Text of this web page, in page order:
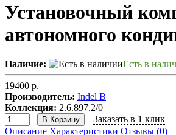
Установочный
автономного
Наличие: Есть в
19400 р.
Производитель: Indel B
Коллекция: 2.6.897.2/0
В Корзину
Заказать в 1 клик
Описание Характеристики Отзывы (0)